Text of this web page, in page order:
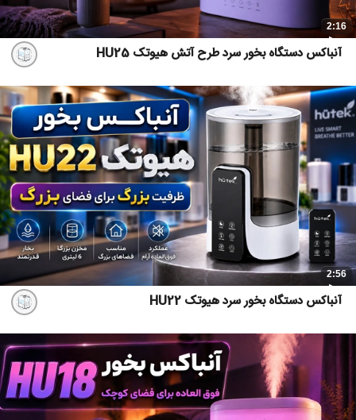
2:16
آنباکس دستگاه بخور سرد طرح آتش هیوتک HU25
2:56
آنباکس دستگاه بخور سرد هیوتک HU22